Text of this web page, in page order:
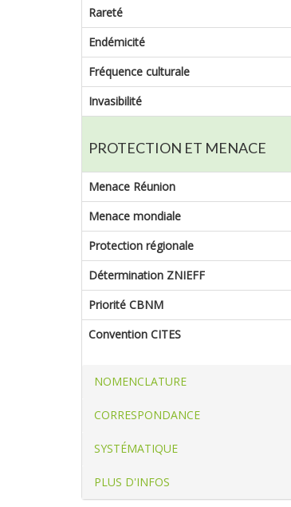
Rareté
Endémicité
Fréquence culturale
Invasibilité
PROTECTION ET MENACE
Menace Réunion
Menace mondiale
Protection régionale
Détermination ZNIEFF
Priorité CBNM
Convention CITES
NOMENCLATURE
CORRESPONDANCE
SYSTÉMATIQUE
PLUS D'INFOS